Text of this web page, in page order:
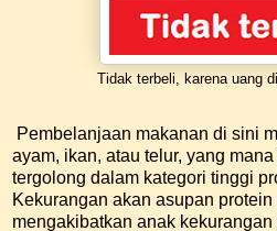
Tidak terbeli, karena uang
Pembelanjaan makanan di sini
ayam, ikan, atau telur, yang
tergolong dalam kategori tinggi
Kekurangan akan asupan
mengakibatkan anak